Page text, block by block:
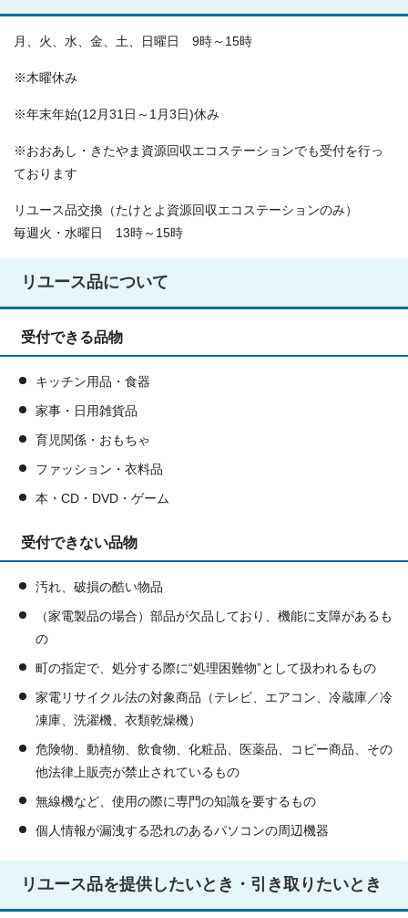
月、火、水、金、土、日曜日 9時～15時
※木曜休み
※年末年始(12月31日～1月3日)休み
※おおあし・きたやま資源回収エコステーションでも受付を行っ
ております
リユース品交換（たけとよ資源回収エコステーションのみ）
毎週火・水曜日 13時～15時
リユース品について
受付できる品物
キッチン用品・食器
家事・日用雑貨品
育児関係・おもちゃ
ファッション・衣料品
本・CD・DVD・ゲーム
受付できない品物
汚れ、破損の酷い物品
（家電製品の場合）部品が欠品しており、機能に支障があるも
の
町の指定で、処分する際に“処理困難物”として扱われるもの
家電リサイクル法の対象商品（テレビ、エアコン、冷蔵庫／冷
凍庫、洗濯機、衣類乾燥機）
危険物、動植物、飲食物、化粧品、医薬品、コピー商品、その
他法律上販売が禁止されているもの
無線機など、使用の際に専門の知識を要するもの
個人情報が漏洩する恐れのあるパソコンの周辺機器
リユース品を提供したいとき・引き取りたいとき